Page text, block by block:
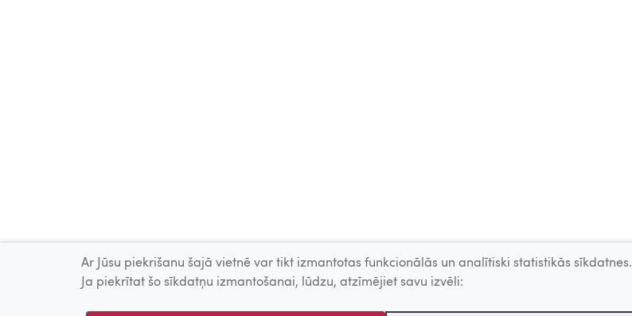
Ar Jūsu piekrišanu šajā vietnē var tikt izmantotas funkcionālās un analītiski statistikās sīkdatnes.
Ja piekrītat šo sīkdatņu izmantošanai, lūdzu, atzīmējiet savu izvēli: